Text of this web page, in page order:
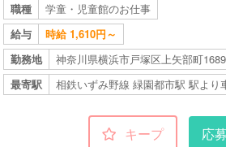
職種
学童・児童館のお仕事
給与
時給 1,610円～
勤務地
神奈川県横浜市戸塚区上矢部町
最寄駅
相鉄いずみ野線 緑園都市駅 駅より
キープ 応